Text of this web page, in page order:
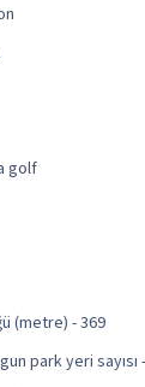
golf
(metre) - 369
park yeri sayısı